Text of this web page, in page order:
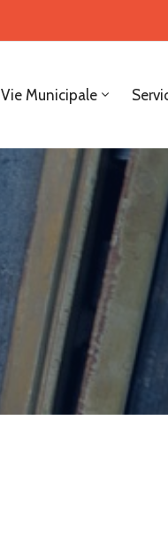
Vie Municipale